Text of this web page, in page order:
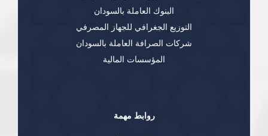
البنوك العاملة بالسودان
التوزيع الجغرافي للجهاز المصرفي
شركات الصرافة العاملة بالسودان
المؤسسات المالية
روابط مهمة